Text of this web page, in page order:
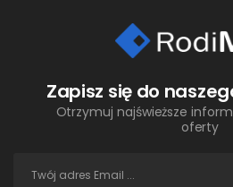
Zapisz się do
Otrzymuj najświeższe
oferty